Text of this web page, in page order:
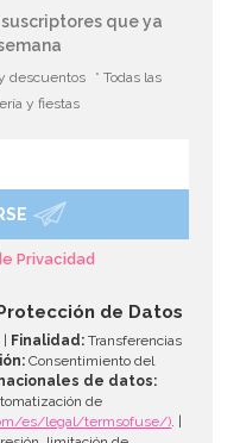
que ya
descuentos
* Todas las
y fiestas
Privacidad
de Datos
Finalidad: Transferencias
Consentimiento del
de datos:
de
es/legal/termsofuse/). |